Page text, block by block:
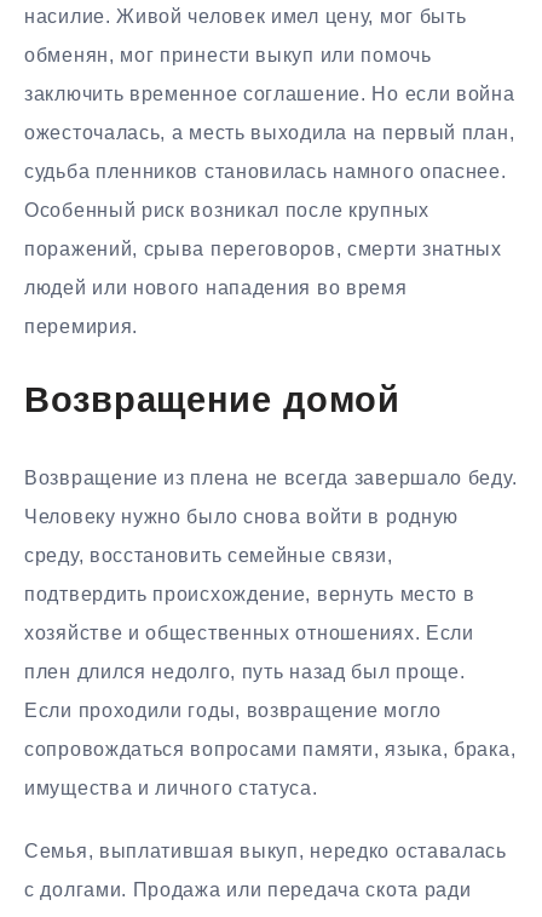
насилие. Живой человек имел цену, мог быть
обменян, мог принести выкуп или помочь
заключить временное соглашение. Но если война
ожесточалась, а месть выходила на первый план,
судьба пленников становилась намного опаснее.
Особенный риск возникал после крупных
поражений, срыва переговоров, смерти знатных
людей или нового нападения во время
перемирия.
Возвращение домой
Возвращение из плена не всегда завершало беду.
Человеку нужно было снова войти в родную
среду, восстановить семейные связи,
подтвердить происхождение, вернуть место в
хозяйстве и общественных отношениях. Если
плен длился недолго, путь назад был проще.
Если проходили годы, возвращение могло
сопровождаться вопросами памяти, языка, брака,
имущества и личного статуса.
Семья, выплатившая выкуп, нередко оставалась
с долгами. Продажа или передача скота ради